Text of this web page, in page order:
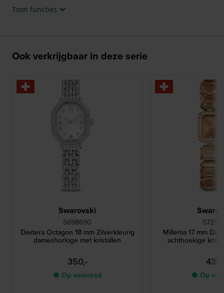
Toon functies
Ook verkrijgbaar in deze serie
Swarovski
5698690
Dextera Octagon 18 mm Zilverkleurig
dameshorloge met kristallen
350,-
● Op voorraad
Millenia 17 mm
achthoekige
● Op